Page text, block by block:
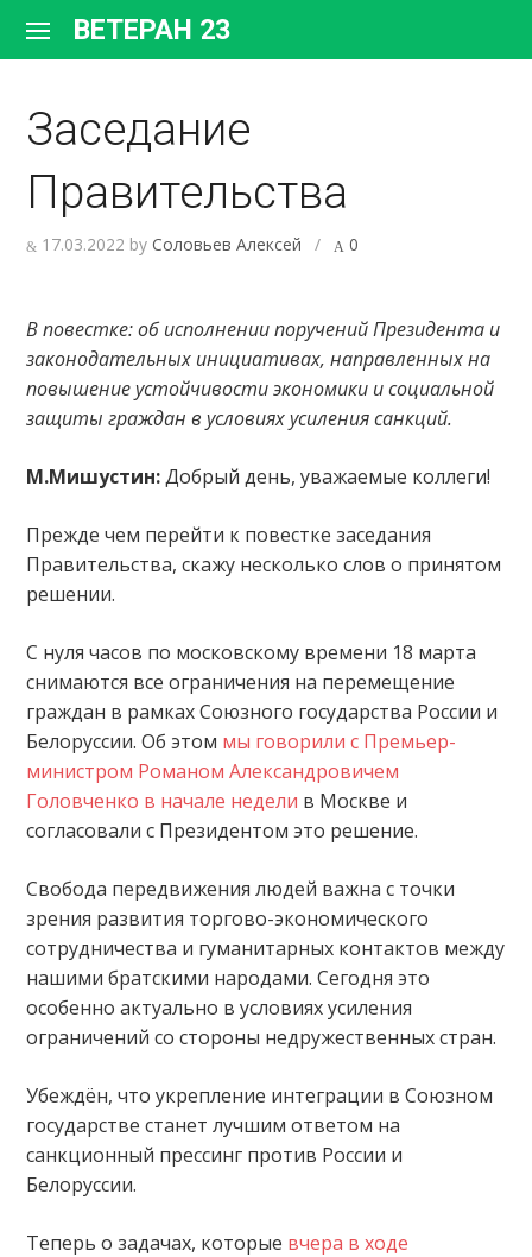
содержимому
ВЕТЕРАН 23
Заседание
Правительства
17.03.2022 byСоловьев Алексей / 0
В повестке: об исполнении поручений Президента и
законодательных инициативах, направленных на
повышение устойчивости экономики и социальной
защиты граждан в условиях усиления санкций.
М.Мишустин:Добрый день, уважаемые коллеги!
Прежде чем перейти к повестке заседания
Правительства, скажу несколько слов о принятом
решении.
С нуля часов по московскому времени 18 марта
снимаются все ограничения на перемещение
граждан в рамках Союзного государства России и
Белоруссии. Об этом мы говорили с Премьер-
министром Романом Александровичем
Головченко в начале недели в Москве и
согласовали с Президентом это решение.
Свобода передвижения людей важна с точки
зрения развития торгово-экономического
сотрудничества и гуманитарных контактов между
нашими братскими народами. Сегодня это
особенно актуально в условиях усиления
ограничений со стороны недружественных стран.
Убеждён, что укрепление интеграции в Союзном
государстве станет лучшим ответом на
санкционный прессинг против России и
Белоруссии.
Теперь о задачах, которые вчера в ходе